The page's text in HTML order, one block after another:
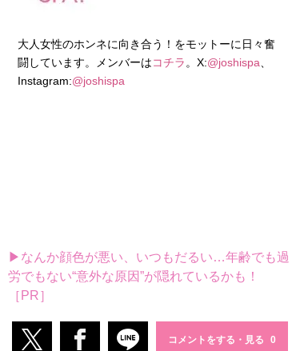
大人女性のホンネに向き合う！をモットーに日々奮
闘しています。メンバーはコチラ。X:@joshispa、
Instagram:@joshispa
▶なんか顔色が悪い、いつもだるい…年齢でも過
労でもない“意外な原因”が隠れているかも！
［PR］
コメントをする・見る